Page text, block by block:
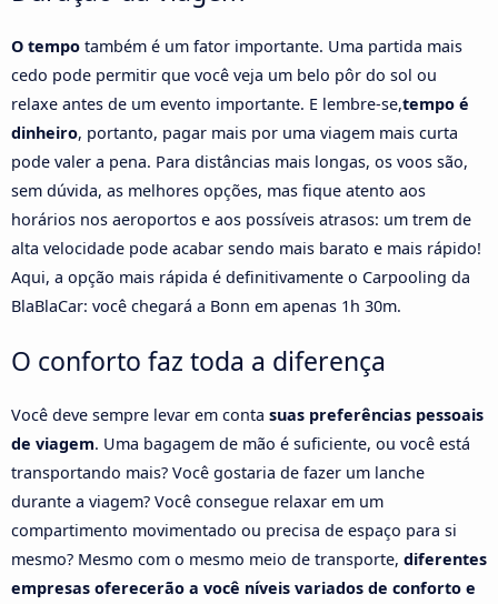
O tempo também é um fator importante. Uma partida mais
cedo pode permitir que você veja um belo pôr do sol ou
relaxe antes de um evento importante. E lembre-se,tempo é
dinheiro, portanto, pagar mais por uma viagem mais curta
pode valer a pena. Para distâncias mais longas, os voos são,
sem dúvida, as melhores opções, mas fique atento aos
horários nos aeroportos e aos possíveis atrasos: um trem de
alta velocidade pode acabar sendo mais barato e mais rápido!
Aqui, a opção mais rápida é definitivamente o Carpooling da
BlaBlaCar: você chegará a Bonn em apenas 1h 30m.
O conforto faz toda a diferença
Você deve sempre levar em conta suas preferências pessoais
de viagem. Uma bagagem de mão é suficiente, ou você está
transportando mais? Você gostaria de fazer um lanche
durante a viagem? Você consegue relaxar em um
compartimento movimentado ou precisa de espaço para si
mesmo? Mesmo com o mesmo meio de transporte, diferentes
empresas oferecerão a você níveis variados de conforto e